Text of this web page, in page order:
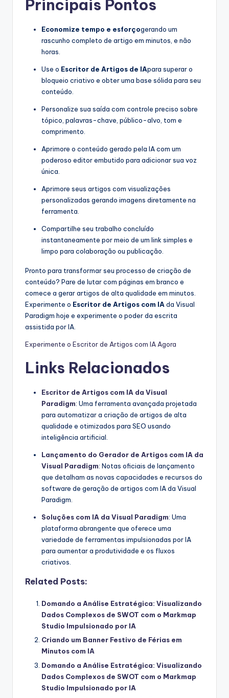
Principais Pontos
Economize tempo e esforçogerando um
rascunho completo de artigo em minutos, e não
horas.
Use o Escritor de Artigos de IApara superar o
bloqueio criativo e obter uma base sólida para seu
conteúdo.
Personalize sua saída com controle preciso sobre
tópico, palavras-chave, público-alvo, tom e
comprimento.
Aprimore o conteúdo gerado pela IA com um
poderoso editor embutido para adicionar sua voz
única.
Aprimore seus artigos com visualizações
personalizadas gerando imagens diretamente na
ferramenta.
Compartilhe seu trabalho concluído
instantaneamente por meio de um link simples e
limpo para colaboração ou publicação.
Pronto para transformar seu processo de criação de
conteúdo? Pare de lutar com páginas em branco e
comece a gerar artigos de alta qualidade em minutos.
Experimente o Escritor de Artigos com IAda Visual
Paradigm hoje e experimente o poder da escrita
assistida por IA.
Experimente o Escritor de Artigos com IA Agora
Links Relacionados
Escritor de Artigos com IA da Visual
Paradigm: Uma ferramenta avançada projetada
para automatizar a criação de artigos de alta
qualidade e otimizados para SEO usando
inteligência artificial.
Lançamento do Gerador de Artigos com IA da
Visual Paradigm: Notas oficiais de lançamento
que detalham as novas capacidades e recursos do
software de geração de artigos com IA da Visual
Paradigm.
Soluções com IA da Visual Paradigm: Uma
plataforma abrangente que oferece uma
variedade de ferramentas impulsionadas por IA
para aumentar a produtividade e os fluxos
criativos.
Related Posts:
Domando a Análise Estratégica: Visualizando
Dados Complexos de SWOT com o Markmap
Studio Impulsionado por IA
Criando um Banner Festivo de Férias em
Minutos com IA
Domando a Análise Estratégica: Visualizando
Dados Complexos de SWOT com o Markmap
Studio Impulsionado por IA